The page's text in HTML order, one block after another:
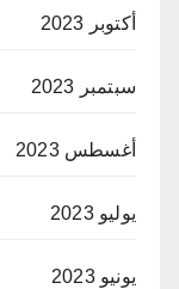
أكتوبر 2023
سبتمبر 2023
أغسطس 2023
يوليو 2023
يونيو 2023